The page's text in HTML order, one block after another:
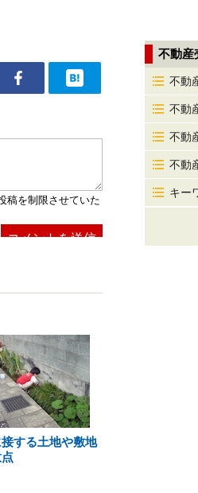
する土地や敷地
不動産
不動
不動
不動
不動
キー